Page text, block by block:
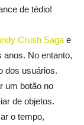
de tédio!
Crush Saga e
anos. No entanto,
dos usuários.
um botão no
de objetos.
o tempo,